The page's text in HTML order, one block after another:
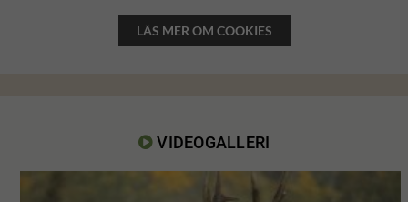
LÄS MER OM COOKIES
 VIDEOGALLERI